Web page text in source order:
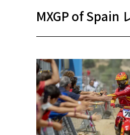
MXGP of Spain